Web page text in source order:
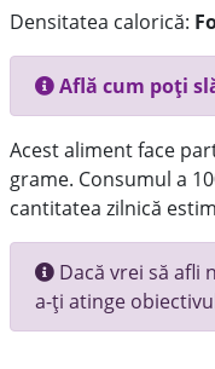
Densitatea calorică:
Află cum poți
Acest aliment face
grame. Consumul a
cantitatea zilnică
Dacă vrei să afli
a-ți atinge